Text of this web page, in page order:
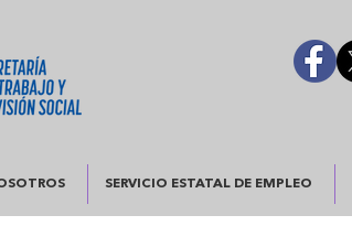
SERVICIO ESTATAL DE EMPLEO